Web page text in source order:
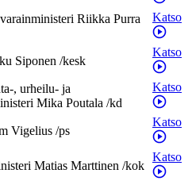
Riikka Purra
Katso
Siponen /kesk
Katso
, urheilu- ja
Mika Poutala /kd
Katso
Vigelius /ps
Katso
Matias Marttinen /kok
Katso